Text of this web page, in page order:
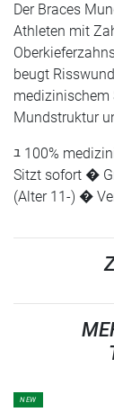
Der Braces
Athleten mit
beugt
Mundstruktur
ﾕ 100%
Sitzt sofort �
(Alter 11-) �
NEW